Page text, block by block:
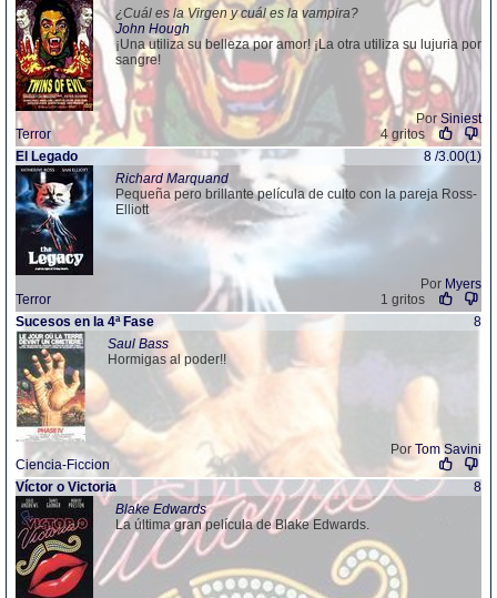
¿Cuál es la Virgen y cuál es la vampira?
John Hough
¡Una utiliza su belleza por amor! ¡La otra utiliza su lujuria por
sangre!
Por Siniest
Terror
4 gritos
El Legado
8 /3.00(1)
Richard Marquand
Pequeña pero brillante película de culto con la pareja Ross-
Elliott
Por Myers
Terror
1 gritos
Sucesos en la 4ª Fase
8
Saul Bass
Hormigas al poder!!
Por Tom Savini
Ciencia-Ficcion
Víctor o Victoria
8
Blake Edwards
La última gran película de Blake Edwards.